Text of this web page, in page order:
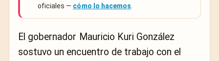
oficiales — cómo lo hacemos
El gobernador Mauricio Kuri González
sostuvo un encuentro de trabajo con el